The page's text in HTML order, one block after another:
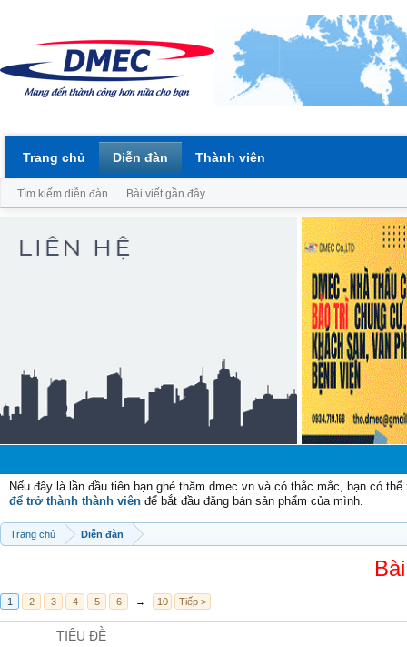
Nếu đây là lần đầu tiên bạn ghé thăm dmec.vn và có thắc mắc, bạn có
để trở thành thành viên để bắt đầu đăng bán sản phẩm của mình.
Trang chủ Diễn đàn
1 2 3 4 5 6 → 10 Tiếp >
TIÊU ĐỀ
Trang chủ Diễn đàn
Tìm kiếm diễn đàn Bài viết gần đây
Thành viên